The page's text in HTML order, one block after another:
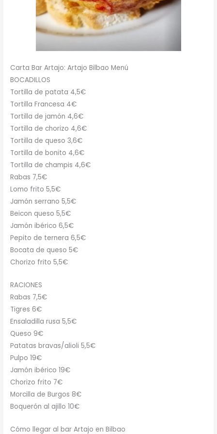
Carta Bar Artajo: Artajo Bilbao Menú
BOCADILLOS
Tortilla de patata 4,5€
Tortilla Francesa 4€
Tortilla de jamón 4,6€
Tortilla de chorizo 4,6€
Tortilla de queso 3,6€
Tortilla de bonito 4,6€
Tortilla de champis 4,6€
Rabas 7,5€
Lomo frito 5,5€
Jamón serrano 5,5€
Beicon queso 5,5€
Jamón ibérico 6,5€
Pepito de ternera 6,5€
Bocata de queso 5€
Chorizo frito 5,5€
RACIONES
Rabas 7,5€
Tigres 6€
Ensaladilla rusa 5,5€
Queso 9€
Patatas bravas/alioli 5,5€
Pulpo 19€
Jamón ibérico 19€
Chorizo frito 7€
Morcilla de Burgos 8€
Boquerón al ajillo 10€
Cómo llegar al bar Artajo en Bilbao